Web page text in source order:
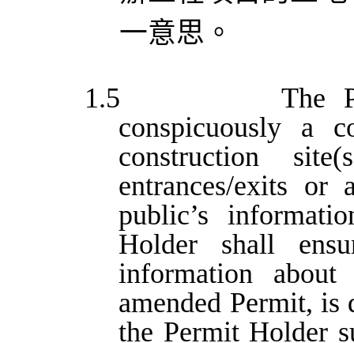
一意思。
1.5
The
conspicuously a
construction
entrances/exits
public’s
Holder shall
information
amended Permit,
the Permit Holder